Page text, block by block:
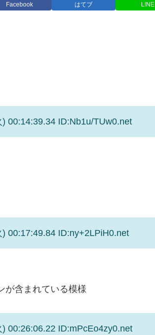
Facebook はてブ LINE
00:14:39.34 ID:Nb1u/TUw0.net
00:17:49.84 ID:ny+2LPiH0.net
が含まれている模様
00:26:06.22 ID:mPcEo4zy0.net